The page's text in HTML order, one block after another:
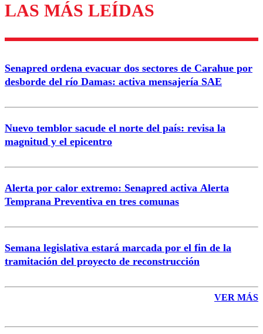
Los comentarios son moderados para garantizar un
diálogo respetuoso.
Correo
LAS MÁS LEÍDAS
Senapred ordena evacuar dos sectores de Carahue por
desborde del río Damas: activa mensajería SAE
Nuevo temblor sacude el norte del país: revisa la
magnitud y el epicentro
Alerta por calor extremo: Senapred activa Alerta
Temprana Preventiva en tres comunas
Semana legislativa estará marcada por el fin de la
tramitación del proyecto de reconstrucción
VER MÁS